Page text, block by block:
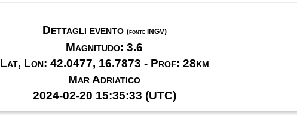
Dettagli evento (fonte INGV)
Magnitudo: 3.6
Lat, Lon: 42.0477, 16.7873 - Prof: 28km
Mar Adriatico
2024-02-20 15:35:33 (UTC)